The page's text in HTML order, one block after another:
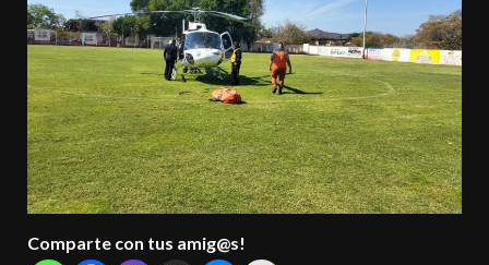
Comparte con tus amig@s!